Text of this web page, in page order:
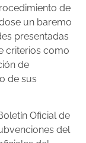
de
un baremo
presentadas
criterios como
de
de sus
Oficial de
del